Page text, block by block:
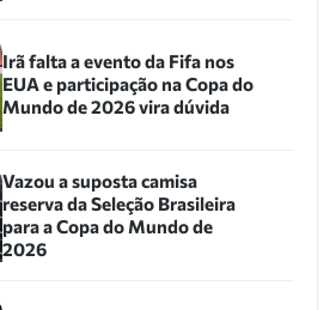
Irã falta a evento da Fifa nos
EUA e participação na Copa do
Mundo de 2026 vira dúvida
Vazou a suposta camisa
reserva da Seleção Brasileira
para a Copa do Mundo de
2026